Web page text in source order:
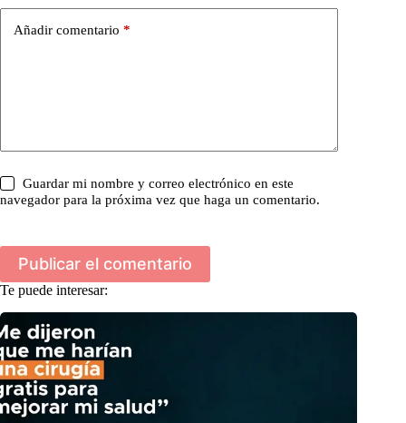
Añadir comentario *
Guardar mi nombre y correo electrónico en este
navegador para la próxima vez que haga un comentario.
Publicar el comentario
Te puede interesar: